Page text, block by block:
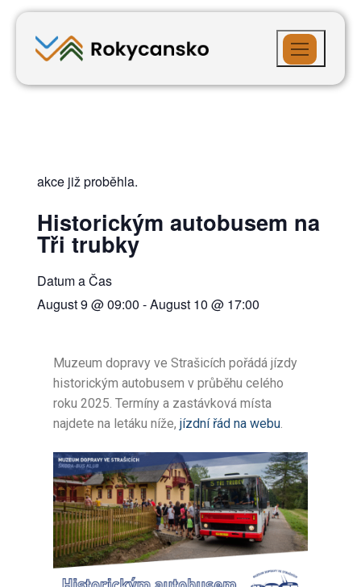
akce již proběhla.
Historickým autobusem na
Tři trubky
Datum a Čas
August 9 @09:00 -August 10 @ 17:00
Muzeum dopravy ve Strašicích pořádá jízdy
historickým autobusem v průběhu celého
roku 2025. Termíny a zastávková místa
najdete na letáku níže, jízdní řád na webu.